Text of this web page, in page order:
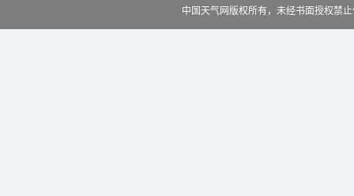
中国天气网版权所有，未经书面授权